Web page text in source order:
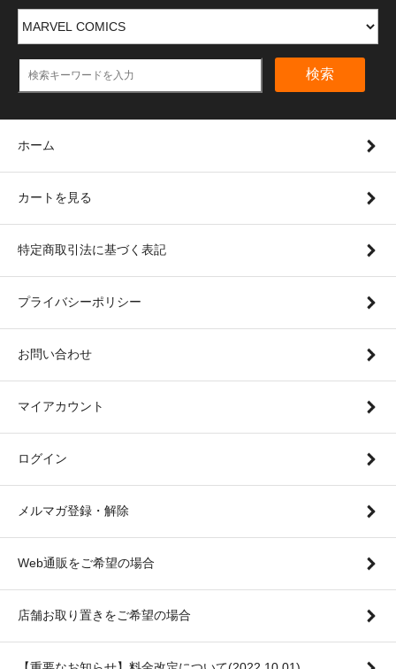
検索
ホーム
カートを見る
特定商取引法に基づく表記
プライバシーポリシー
お問い合わせ
マイアカウント
ログイン
メルマガ登録・解除
Web通販をご希望の場合
店舗お取り置きをご希望の場合